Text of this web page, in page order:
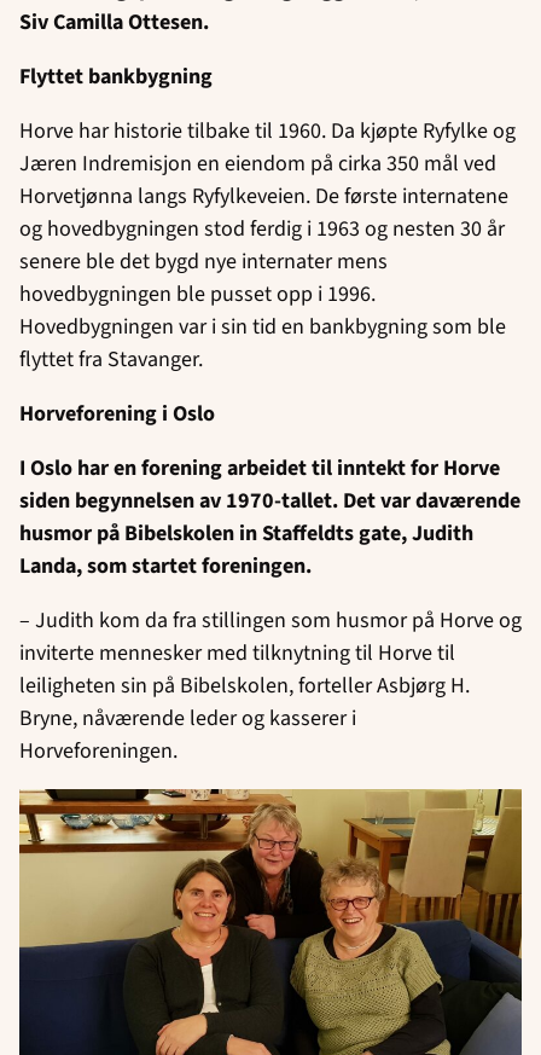
Siv Camilla Ottesen.
Flyttet bankbygning
Horve har historie tilbake til 1960. Da kjøpte Ryfylke og
Jæren Indremisjon en eiendom på cirka 350 mål ved
Horvetjønna langs Ryfylkeveien. De første internatene
og hovedbygningen stod ferdig i 1963 og nesten 30 år
senere ble det bygd nye internater mens
hovedbygningen ble pusset opp i 1996.
Hovedbygningen var i sin tid en bankbygning som ble
flyttet fra Stavanger.
Horveforening i Oslo
I Oslo har en forening arbeidet til inntekt for Horve
siden begynnelsen av 1970-tallet. Det var daværende
husmor på Bibelskolen in Staffeldts gate, Judith
Landa, som startet foreningen.
– Judith kom da fra stillingen som husmor på Horve og
inviterte mennesker med tilknytning til Horve til
leiligheten sin på Bibelskolen, forteller Asbjørg H.
Bryne, nåværende leder og kasserer i
Horveforeningen.